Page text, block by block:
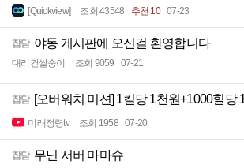
[Quickview] 조회 43548 추천 10 07-23
잡담 야동 게시판에 오신걸 환영합니다
대리컨쌀숭이 조회 9059 07-21
잡담 [오버워치 미션] 1킬당 1천원+1000힐당
미래정령tv 조회 1958 07-20
잡담 무닌 서버 마마슈